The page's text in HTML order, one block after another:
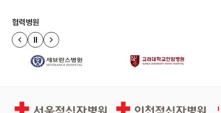
협력병원
이전 슬라이드
정지
다음 슬라이드
서울적십자병원 인천적십자병원